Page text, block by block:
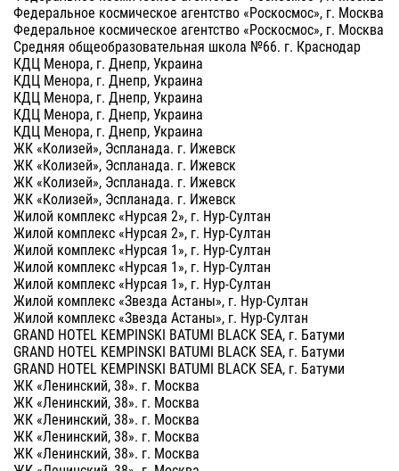
Федеральное космическое агентство «Роскосмос», г. Москва
Федеральное космическое агентство «Роскосмос», г. Москва
Средняя общеобразовательная школа №66. г. Краснодар
КДЦ Менора, г. Днепр, Украина
КДЦ Менора, г. Днепр, Украина
КДЦ Менора, г. Днепр, Украина
КДЦ Менора, г. Днепр, Украина
КДЦ Менора, г. Днепр, Украина
ЖК «Колизей», Эспланада. г. Ижевск
ЖК «Колизей», Эспланада. г. Ижевск
ЖК «Колизей», Эспланада. г. Ижевск
ЖК «Колизей», Эспланада. г. Ижевск
Жилой комплекс «Нурсая 2», г. Нур-Султан
Жилой комплекс «Нурсая 2», г. Нур-Султан
Жилой комплекс «Нурсая 1», г. Нур-Султан
Жилой комплекс «Нурсая 1», г. Нур-Султан
Жилой комплекс «Нурсая 1», г. Нур-Султан
Жилой комплекс «Звезда Астаны», г. Нур-Султан
Жилой комплекс «Звезда Астаны», г. Нур-Султан
GRAND HOTEL KEMPINSKI BATUMI BLACK SEA, г. Батуми
GRAND HOTEL KEMPINSKI BATUMI BLACK SEA, г. Батуми
GRAND HOTEL KEMPINSKI BATUMI BLACK SEA, г. Батуми
ЖК «Ленинский, 38». г. Москва
ЖК «Ленинский, 38». г. Москва
ЖК «Ленинский, 38». г. Москва
ЖК «Ленинский, 38». г. Москва
ЖК «Ленинский, 38». г. Москва